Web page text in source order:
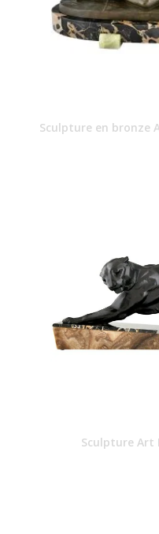
Sculpture en bronze
Sculpture Art